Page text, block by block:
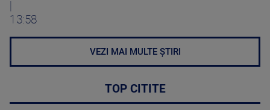
13:58
VEZI MAI MULTE ȘTIRI
TOP CITITE